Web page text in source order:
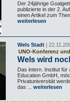
Der 24jährige
publizierte in der 2.
einen Artikel zum
weiterlesen
Wels Stadt |
UNO-Konferenz
Wels wird
Das intern. Institut für
Education GmbH,
Privatuniversität
das ...
weiterlesen